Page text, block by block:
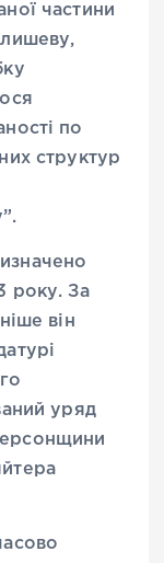
частини
по
структур
року. За
він
уряд